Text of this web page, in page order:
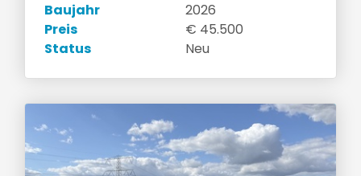
Baujahr
2026
Preis
€ 45.500
Status
Neu